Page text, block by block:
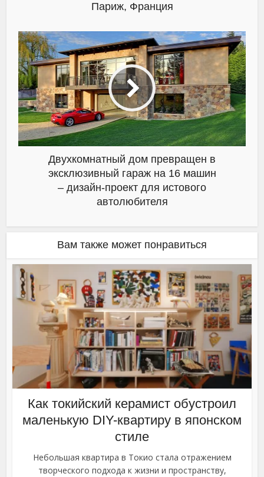
Париж, Франция
Двухкомнатный дом превращен в
эксклюзивный гараж на 16 машин
– дизайн-проект для истового
автолюбителя
Вам также может понравиться
Как токийский керамист обустроил
маленькую DIY-квартиру в японском
стиле
Небольшая квартира в Токио стала отражением
творческого подхода к жизни и пространству,